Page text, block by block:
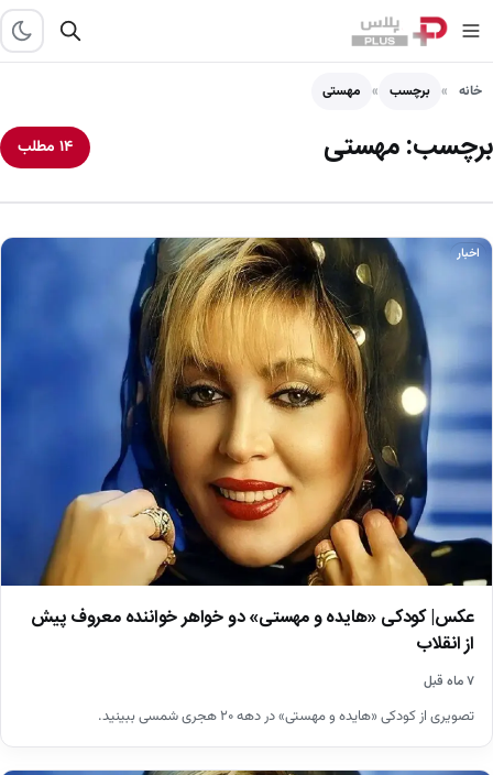
خانه برچسب مهستی
برچسب:مهستی ۱۴ مطلب
اخبار
عکس| کودکی «هایده و مهستی» دو خواهر خواننده معروف پیش
از انقلاب
۷ ماه قبل
تصویری از کودکی «هایده و مهستی» در دهه ۲۰ هجری شمسی ببینید.